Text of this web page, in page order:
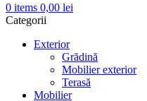
0 items 0,00 lei
Categorii
Exterior
Grădină
Mobilier exterior
Terasă
Mobilier